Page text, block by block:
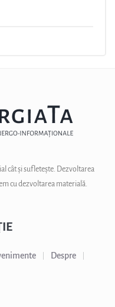
cât și sufletește. Dezvoltarea
cu dezvoltarea materială.
Despre